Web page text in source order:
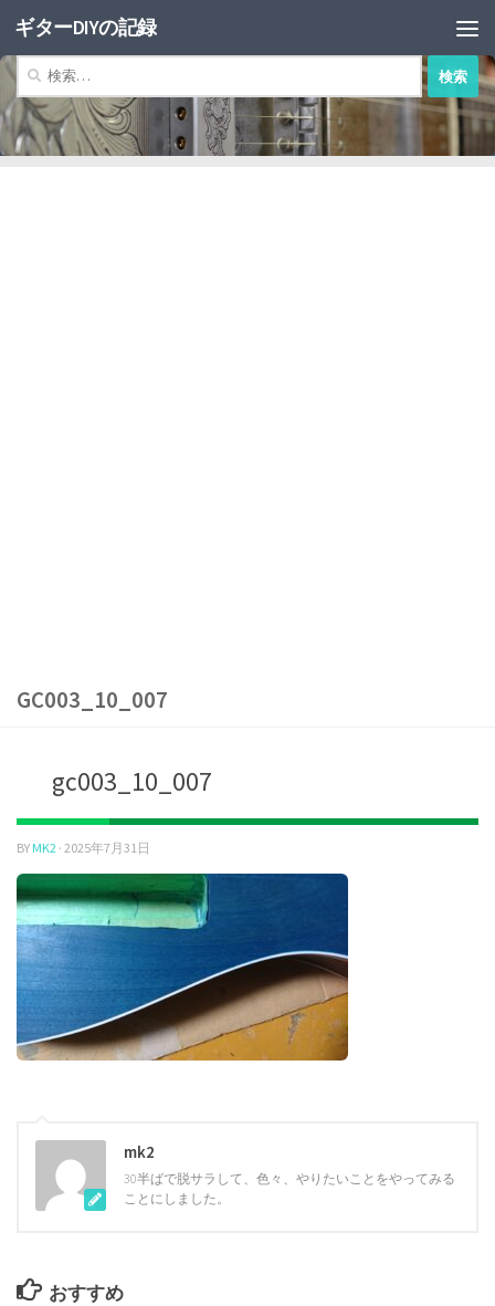
コンテンツへスキップ
ギターDIYの記録
索:
GC003_10_007
gc003_10_007
BY MK2 · 2025年7月31日
mk2
30半ばで脱サラして、色々、やりたいことをやってみる
ことにしました。
おすすめ